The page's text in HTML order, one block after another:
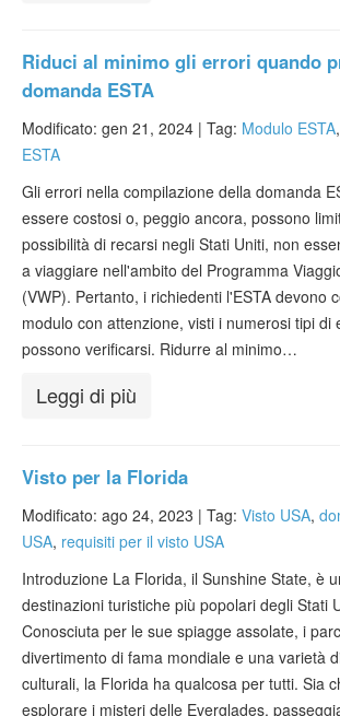
Riduci al minimo gli errori quando
domanda ESTA
Modificato: gen 21, 2024 | Tag: Modulo ESTA,
ESTA
Gli errori nella compilazione della domanda
essere costosi o, peggio ancora, possono
possibilità di recarsi negli Stati Uniti, non
a viaggiare nell'ambito del Programma
(VWP). Pertanto, i richiedenti l'ESTA devono
modulo con attenzione, visti i numerosi tipi di
possono verificarsi. Ridurre al minimo…
Leggi di più
Visto per la Florida
Modificato: ago 24, 2023 | Tag: Visto USA,
USA, requisiti per il visto USA
Introduzione La Florida, il Sunshine State, è
destinazioni turistiche più popolari degli Stati
Conosciuta per le sue spiagge assolate, i
divertimento di fama mondiale e una varietà
culturali, la Florida ha qualcosa per tutti. Sia
esplorare i misteri delle Everglades,